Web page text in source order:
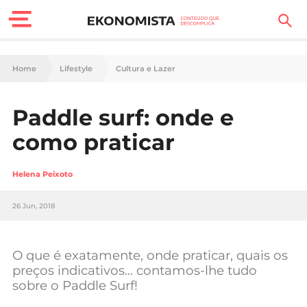
Finanças Pessoais
Carreira
Tecnologia
Negócios
Home Lifestyle Cultura e Lazer
Paddle surf: onde e
como praticar
Helena Peixoto
26 Jun, 2018
O que é exatamente, onde praticar, quais os
preços indicativos… contamos-lhe tudo
sobre o Paddle Surf!